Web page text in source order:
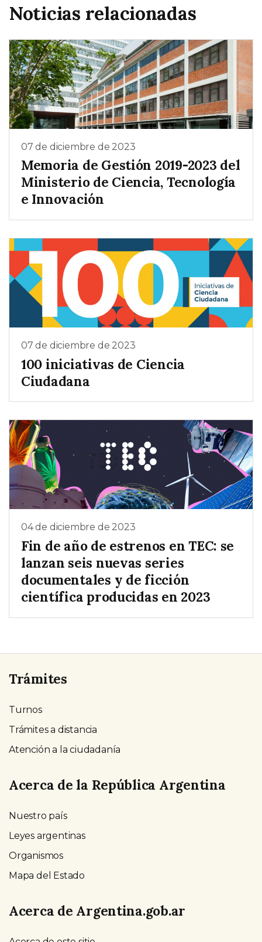
Noticias relacionadas
07 de diciembre de 2023
Memoria de Gestión 2019-2023 del
Ministerio de Ciencia, Tecnología
e Innovación
07 de diciembre de 2023
100 iniciativas de Ciencia
Ciudadana
04 de diciembre de 2023
Fin de año de estrenos en TEC: se
lanzan seis nuevas series
documentales y de ficción
científica producidas en 2023
Trámites
Turnos
Trámites a distancia
Atención a la ciudadanía
Acerca de la República Argentina
Nuestro país
Leyes argentinas
Organismos
Mapa del Estado
Acerca de Argentina.gob.ar